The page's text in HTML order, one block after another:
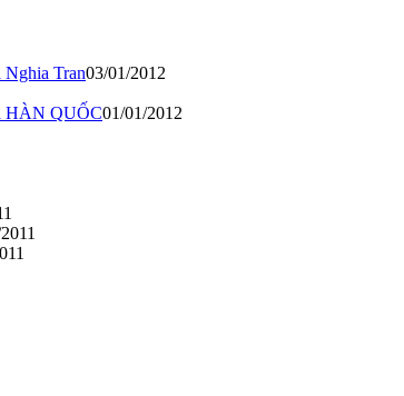
Nghia Tran03/01/2012
HÀN QUỐC01/01/2012